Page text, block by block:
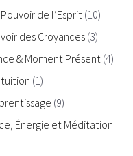
de l’Esprit (10)
des Croyances (3)
& Moment Présent (4)
(1)
(9)
Énergie et Méditation